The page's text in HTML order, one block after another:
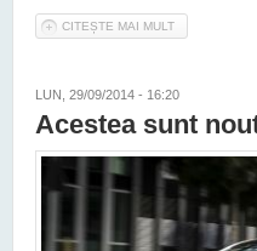
CITEȘTE MAI MULT
LUN, 29/09/2014 - 16:20
Acestea sunt